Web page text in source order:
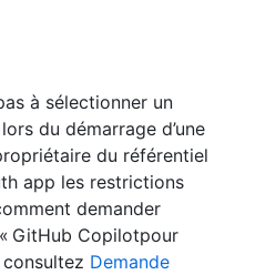
à sélectionner un
du démarrage d’une
du référentiel
app les restrictions
demander
GitHub Copilotpour
consultez Demande